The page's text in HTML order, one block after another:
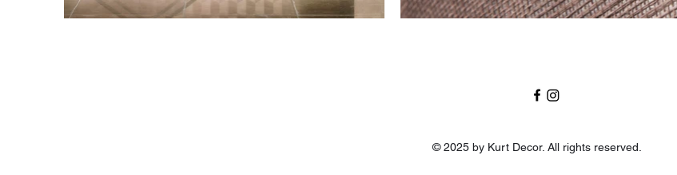
© 2025 by Kurt Decor. All rights reserved.